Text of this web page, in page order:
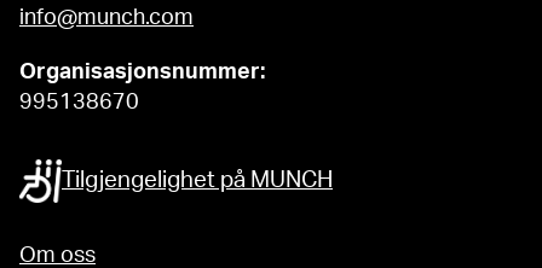
info@munch.com
Organisasjonsnummer:
995138670
Tilgjengelighet på MUNCH
Om oss